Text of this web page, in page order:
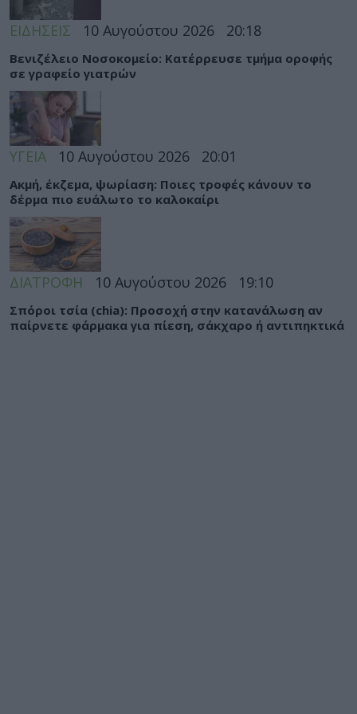
ΕΙΔΗΣΕΙΣ 10 Αυγούστου 2026 20:18
Βενιζέλειο Νοσοκομείο: Κατέρρευσε τμήμα οροφής
σε γραφείο γιατρών
ΥΓΕΙΑ 10 Αυγούστου 2026 20:01
Ακμή, έκζεμα, ψωρίαση: Ποιες τροφές κάνουν το
δέρμα πιο ευάλωτο το καλοκαίρι
ΔΙΑΤΡΟΦΗ 10 Αυγούστου 2026 19:10
Σπόροι τσία (chia): Προσοχή στην κατανάλωση αν
παίρνετε φάρμακα για πίεση, σάκχαρο ή αντιπηκτικά